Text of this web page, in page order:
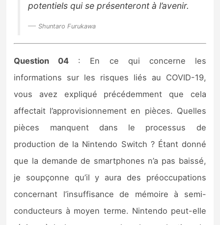
potentiels qui se présenteront à l’avenir.
Shuntaro Furukawa
Question 04 : En ce qui concerne les
informations sur les risques liés au COVID-19,
vous avez expliqué précédemment que cela
affectait l’approvisionnement en pièces. Quelles
pièces manquent dans le processus de
production de la Nintendo Switch ? Étant donné
que la demande de smartphones n’a pas baissé,
je soupçonne qu’il y aura des préoccupations
concernant l’insuffisance de mémoire à semi-
conducteurs à moyen terme. Nintendo peut-elle